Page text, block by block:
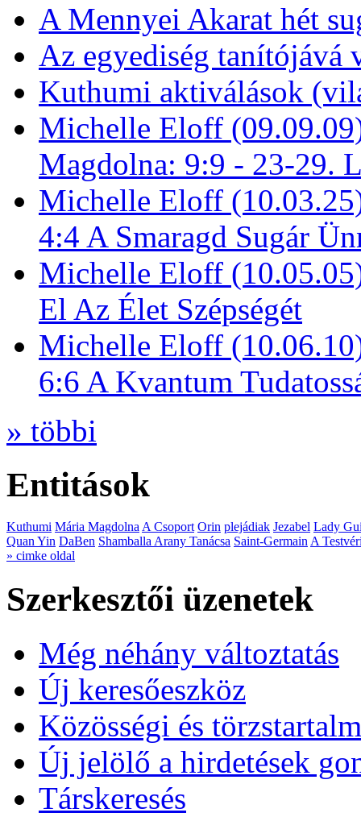
A Mennyei Akarat hét
Az egyediség tanítójává
Kuthumi aktiválások
Michelle Eloff
Magdolna: 9:9 - 23-29.
Michelle Eloff
4:4 A Smaragd Sugár
Michelle Eloff
El Az Élet Szépségét
Michelle Eloff
6:6 A Kvantum
» többi
Entitások
Kuthumi Mária MagdolnaA Csoport Orin plejádiak Jezabel Lady
Quan Yin DaBen Shamballa Arany Tanácsa Saint-GermainA
» cimke oldal
Szerkesztői üzenetek
Még néhány változtatás
Új keresőeszköz
Közösségi és
Új jelölő a hirdetések
Társkeresés